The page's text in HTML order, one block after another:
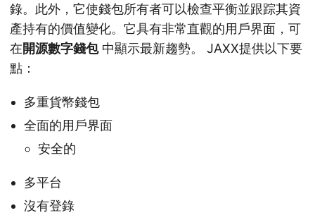
錄。此外，它使錢包所有者可以檢查平衡並跟踪其資
產持有的價值變化。它具有非常直觀的用戶界面，可
在開源數字錢包中顯示最新趨勢。 JAXX提供以下要
點：
多重貨幣錢包
全面的用戶界面
安全的
多平台
沒有登錄